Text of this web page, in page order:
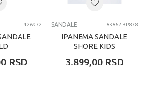
426972
RSD
SANDALE 83862-BP878
IPANEMA SANDALE
SHORE KIDS
3.899,00 RSD